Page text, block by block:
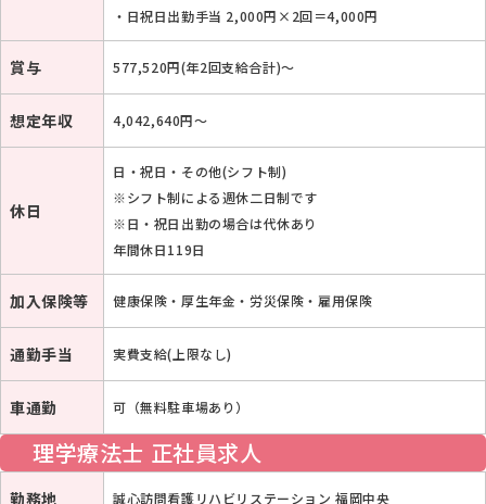
・日祝日出勤手当 2,000円×2回＝4,000円
賞与 577,520円(年2回支給合計)〜
想定年収 4,042,640円～
休日
日・祝日・その他(シフト制)
※シフト制による週休二日制です
※日・祝日出勤の場合は代休あり
年間休日119日
加入保険等 健康保険・厚生年金・労災保険・雇用保険
通勤手当 実費支給(上限なし)
車通勤 可（無料駐車場あり）
理学療法士 正社員求人
勤務地 誠心訪問看護リハビリステーション 福岡中央